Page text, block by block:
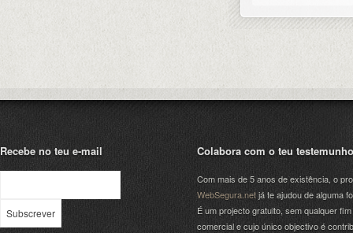
Recebe no teu e-mail Colabora com o teu testemunho
Com mais de 5 anos de existência, o
WebSegura.netjá te ajudou de alguma
É um projecto gratuito, sem qualquer fim
comercial e cujo único objectivo é